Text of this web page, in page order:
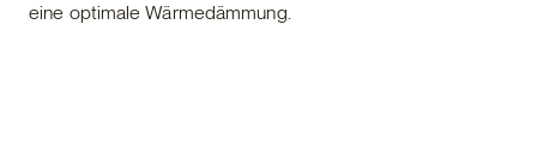
eine optimale Wärmedämmung.